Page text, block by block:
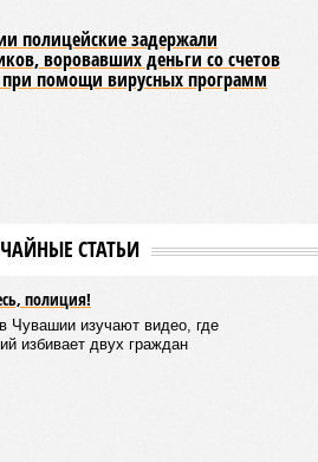
полицейские задержали
воровавших деньги со счетов
помощи вирусных программ
СТАТЬИ
полиция!
Чувашии изучают видео, где
избивает двух граждан